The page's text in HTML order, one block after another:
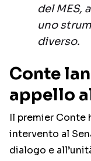
del MES,
uno
diverso.
Conte
appello
Il premier Conte
intervento al
dialogo e